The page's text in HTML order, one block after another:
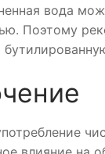
вода
Поэтому